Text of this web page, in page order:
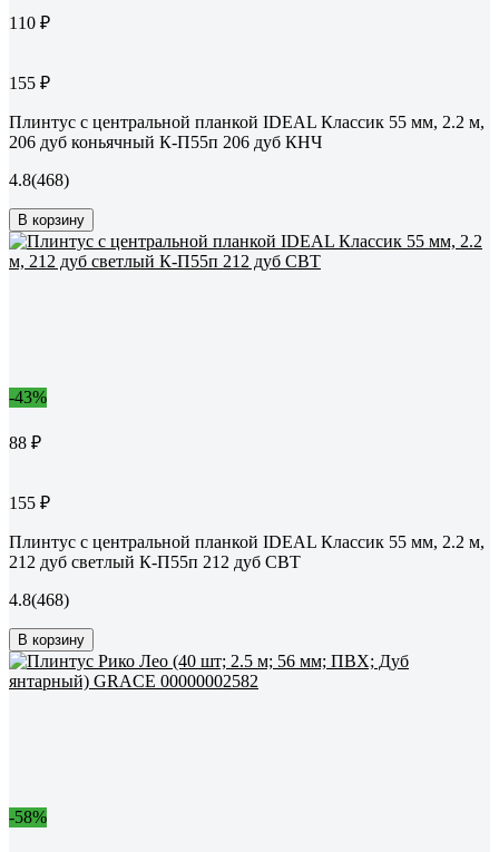
110 ₽
155 ₽
Плинтус с центральной планкой IDEAL Классик 55 мм, 2.2 м,
206 дуб коньячный К-П55п 206 дуб КНЧ
4.8(468)
В корзину
-43%
88 ₽
155 ₽
Плинтус с центральной планкой IDEAL Классик 55 мм, 2.2 м,
212 дуб светлый К-П55п 212 дуб СВТ
4.8(468)
В корзину
-58%